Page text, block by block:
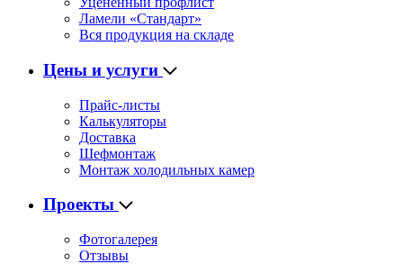
Ламели «Стандарт»
Вся продукция на складе
Цены и услуги
Прайс-листы
Калькуляторы
Доставка
Шефмонтаж
Монтаж холодильных камер
Проекты
Фотогалерея
Отзывы